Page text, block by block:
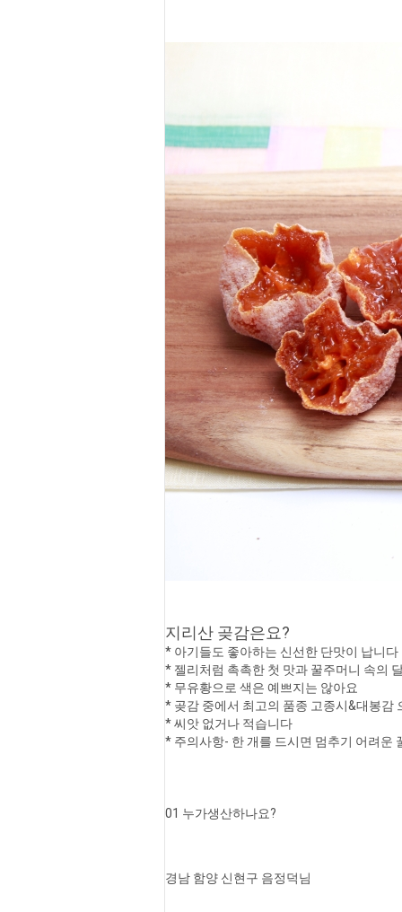
지리산 곶감은요?
* 아기들도 좋아하는 신선한 단맛이 납니다
* 젤리처럼 촉촉한 첫 맛과 꿀주머니 속의
* 무유황으로 색은 예쁘지는 않아요
* 곶감 중에서 최고의 품종 고종시&대봉감
* 씨앗 없거나 적습니다
* 주의사항- 한 개를 드시면 멈추기 어려운
01 누가생산하나요?
경남 함양 신현구 음정덕님